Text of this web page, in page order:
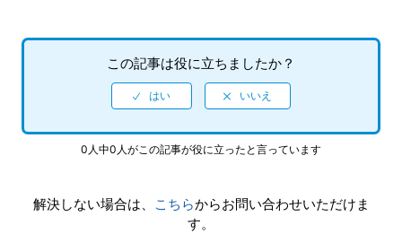
【Xbox One・Xbox Series X|S/エンドレス ダンジョン】オ
ンラインプレイでボイスチャットをすることはできますか
語（音声）設定はありますか（日本語以外の言語や、音声は
【Xbox One・Xbox Series X|S/エンドレス ダンジョン】ス
マートデリバリーに対応していますか
この記事は役に立ちましたか？
0人中0人がこの記事が役に立ったと言っています
解決しない場合は、 こちらからお問い合わせいただけま
す。